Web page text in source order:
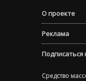
О проекте
Реклама
Подписаться
Средство